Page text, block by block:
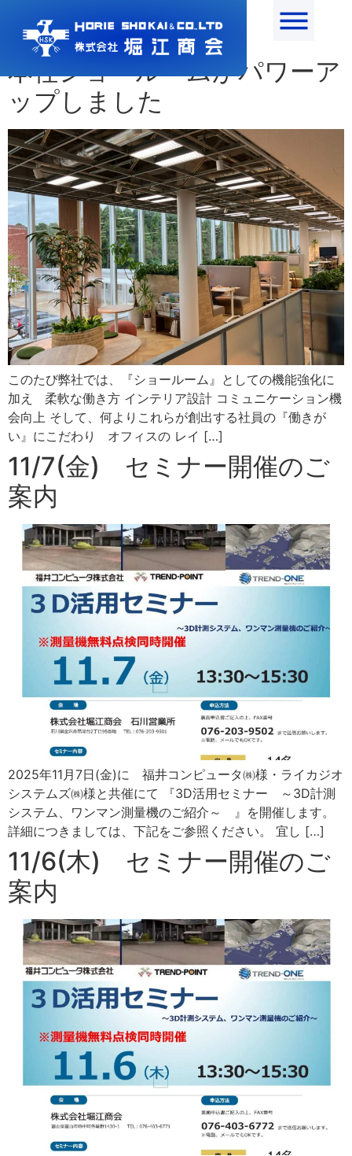
月:2025年10月
本社ショールームがパワーア
ップしました
このたび弊社では、『ショールーム』としての機能強化に
加え 柔軟な働き方 インテリア設計 コミュニケーション機
会向上 そして、何よりこれらが創出する社員の『働きが
い』にこだわり オフィスの レイ […]
11/7(金) セミナー開催のご
案内
2025年11月7日(金)に 福井コンピュータ㈱様・ライカジオ
システムズ㈱様と共催にて 『3D活用セミナー ～3D計測
システム、ワンマン測量機のご紹介～ 』を開催します。
詳細につきましては、下記をご参照ください。 宜し […]
11/6(木) セミナー開催のご
案内